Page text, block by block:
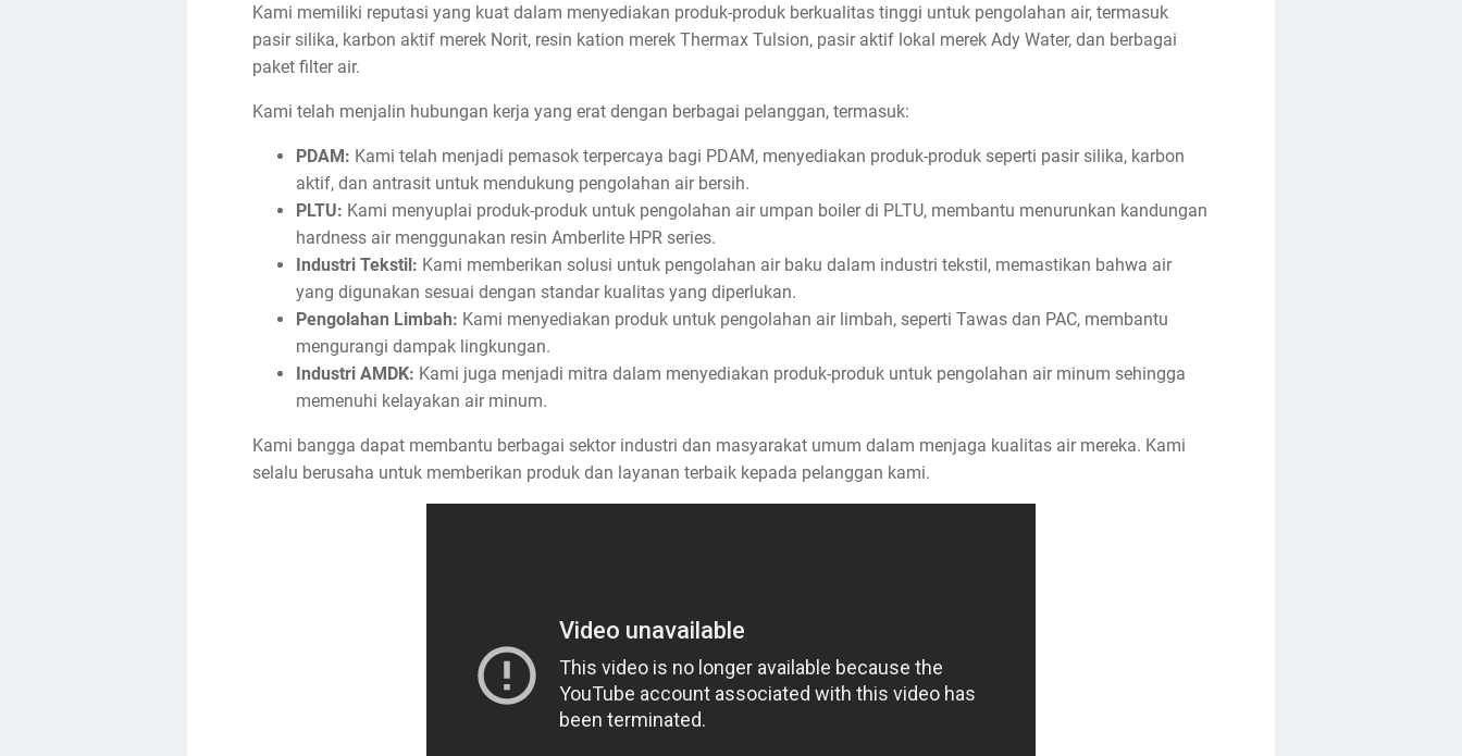
Kami memiliki reputasi yang kuat dalam menyediakan produk-produk berkualitas tinggi untuk pengolahan air, termasuk
pasir silika, karbon aktif merek Norit, resin kation merek Thermax Tulsion, pasir aktif lokal merek Ady Water, dan berbagai
paket filter air.
Kami telah menjalin hubungan kerja yang erat dengan berbagai pelanggan, termasuk:
PDAM: Kami telah menjadi pemasok terpercaya bagi PDAM, menyediakan produk-produk seperti pasir silika, karbon
aktif, dan antrasit untuk mendukung pengolahan air bersih.
PLTU: Kami menyuplai produk-produk untuk pengolahan air umpan boiler di PLTU, membantu menurunkan kandungan
hardness air menggunakan resin Amberlite HPR series.
Industri Tekstil: Kami memberikan solusi untuk pengolahan air baku dalam industri tekstil, memastikan bahwa air
yang digunakan sesuai dengan standar kualitas yang diperlukan.
Pengolahan Limbah: Kami menyediakan produk untuk pengolahan air limbah, seperti Tawas dan PAC, membantu
mengurangi dampak lingkungan.
Industri AMDK: Kami juga menjadi mitra dalam menyediakan produk-produk untuk pengolahan air minum sehingga
memenuhi kelayakan air minum.
Kami bangga dapat membantu berbagai sektor industri dan masyarakat umum dalam menjaga kualitas air mereka. Kami
selalu berusaha untuk memberikan produk dan layanan terbaik kepada pelanggan kami.